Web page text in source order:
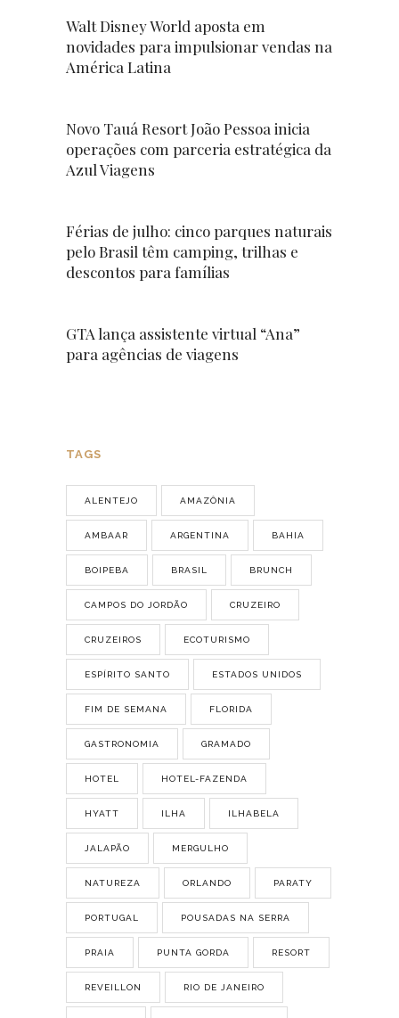
Walt Disney World aposta em
novidades para impulsionar vendas na
América Latina
Novo Tauá Resort João Pessoa inicia
operações com parceria estratégica da
Azul Viagens
Férias de julho: cinco parques naturais
pelo Brasil têm camping, trilhas e
descontos para famílias
GTA lança assistente virtual “Ana”
para agências de viagens
TAGS
ALENTEJO AMAZÔNIA
AMBAAR ARGENTINA BAHIA
BOIPEBA BRASIL BRUNCH
CAMPOS DO JORDÃO CRUZEIRO
CRUZEIROS ECOTURISMO
ESPÍRITO SANTO ESTADOS UNIDOS
FIM DE SEMANA FLORIDA
GASTRONOMIA GRAMADO
HOTEL HOTEL-FAZENDA
HYATT ILHA ILHABELA
JALAPÃO MERGULHO
NATUREZA ORLANDO PARATY
PORTUGAL POUSADAS NA SERRA
PRAIA PUNTA GORDA RESORT
REVEILLON RIO DE JANEIRO